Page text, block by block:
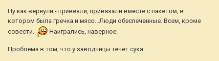
Ну как вернули - привезли, привязали вместе с пакетом, в
котором была гречка и мясо...Люди обеспеченные. Всем, кроме
совести.
Наигрались, наверное.
Проблема в том, что у заводчицы течет сука..........